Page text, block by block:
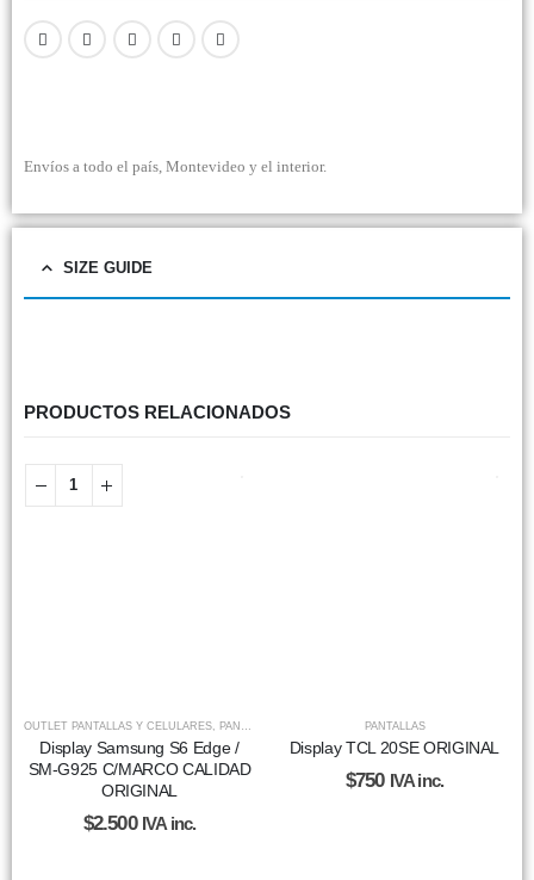
Envíos a todo el país, Montevideo y el interior.
SIZE GUIDE
PRODUCTOS RELACIONADOS
OUTLET PANTALLAS Y CELULARES, PANTALLAS
Display Samsung S6 Edge /
SM-G925 C/MARCO CALIDAD
ORIGINAL
$2.500 IVA inc.
PANTALLAS
Display TCL 20SE ORIGINAL
$750 IVA inc.